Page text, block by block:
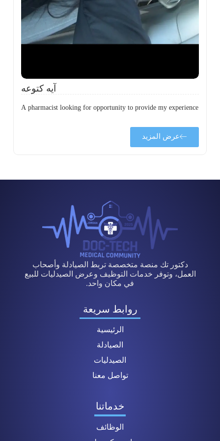
آيه كتوعه
A pharmacist looking for opportunity to provide my experience
عرض المزيد
دكتور تك منصة متخصصة تربط الصيادلة وأصحاب
العمل، وتوفر خدمات التوظيف وعرض الصيدليات للبيع
في مكان واحد.
روابط سريعة
الرئيسية
الصيادلة
الصيدليات
تواصل معنا
خدماتنا
الوظائف